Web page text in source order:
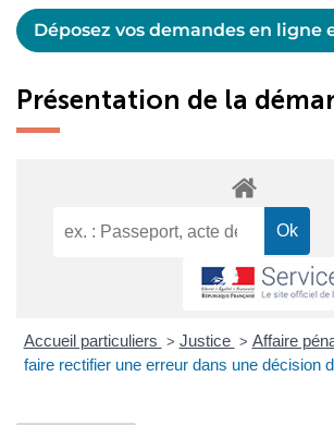
Déposez vos demandes en ligne
Présentation de la
Accueil particuliers > Justice > Affaire
faire rectifier une erreur dans une décision